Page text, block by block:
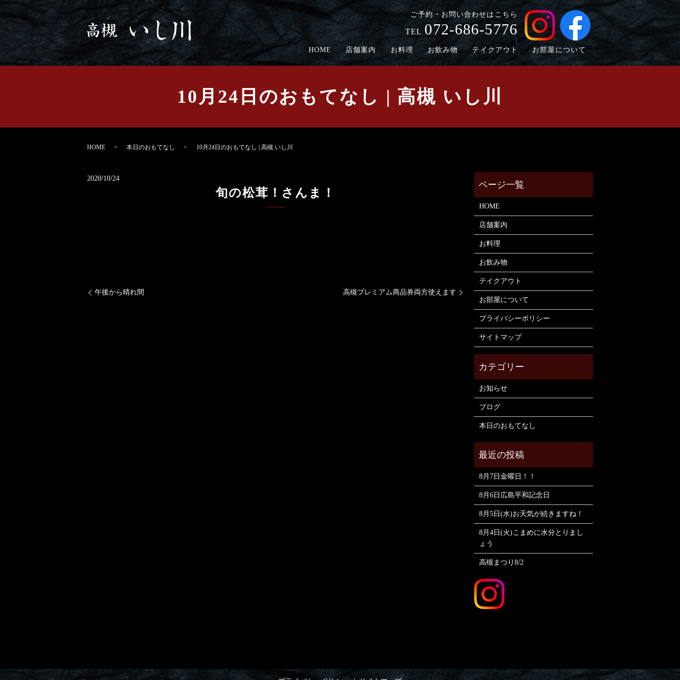
ご予約・お問い合わせはこちら
TEL 072-686-5776
HOME 店舗案内 お料理 お飲み物 テイクアウト お部屋について
10月24日のおもてなし | 高槻 いし川
HOME 本日のおもてなし 10月24日のおもてなし | 高槻 いし川
2020/10/24
旬の松茸！さんま！
午後から晴れ間 高槻プレミアム商品券両方使えます
HOME
店舗案内
お料理
お飲み物
テイクアウト
お部屋について
プライバシーポリシー
サイトマップ
お知らせ
ブログ
本日のおもてなし
8月7日金曜日！！
8月6日広島平和記念日
8月5日(水)お天気が続きますね！
8月4日(火)こまめに水分とりまし
ょう
高槻まつり8/2